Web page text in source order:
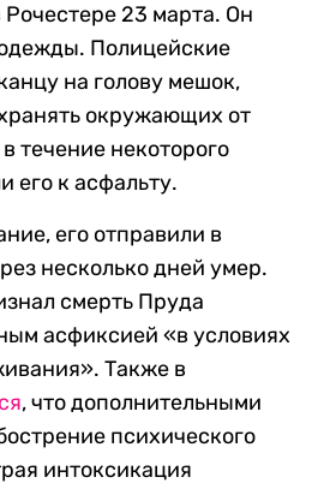
23 марта. Он
Полицейские
на голову мешок,
окружающих от
течение некоторого
его к асфальту.
его отправили в
несколько дней умер.
смерть Пруда
асфиксией «в условиях
Также в
, что дополнительными
психического
интоксикация